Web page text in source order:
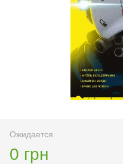
Ожидается
0 грн